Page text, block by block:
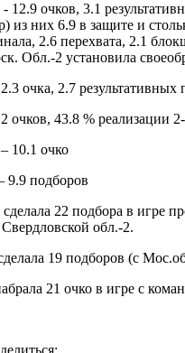
очков, 3.1
из них 6.9 в защите и
2.6 перехвата, 2.1
Обл.-2 установила
очка, 2.7 результативных
очков, 43.8 % реализации
10.1 очко
9.9 подборов
22 подбора в игре
обл.-2.
19 подборов (с
21 очко в игре с